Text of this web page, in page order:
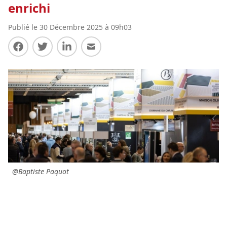
enrichi
Publié le 30 Décembre 2025 à 09h03
Partager sur Facebook
Partager sur Twitter
Partager sur LinkedIn
Partager par E-mail
@Baptiste Paquot